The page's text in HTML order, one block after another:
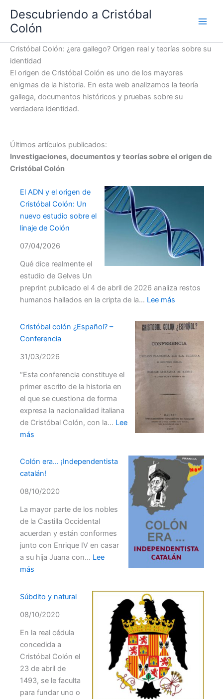
contenido
Descubriendo a Cristóbal
Colón
Cristóbal Colón: ¿era gallego? Origen real y teorías sobre su
identidad
El origen de Cristóbal Colón es uno de los mayores
enigmas de la historia. En esta web analizamos la teoría
gallega, documentos históricos y pruebas sobre su
verdadera identidad.
Últimos artículos publicados:
Investigaciones, documentos y teorías sobre el origen de
Cristóbal Colón
El ADN y el origen de
Cristóbal Colón: Un
nuevo estudio sobre el
linaje de Colón
07/04/2026
Qué dice realmente el
estudio de Gelves Un
preprint publicado el 4 de abril de 2026 analiza restos
humanos hallados en la cripta de la… Lee más
ADN
y
el
origen
de
Colón:
nuevo
estudio
el
linaje
Colón
Cristóbal colón ¿Español? –
Conferencia
31/03/2026
“Esta conferencia constituye el
primer escrito de la historia en
el que se cuestiona de forma
expresa la nacionalidad italiana
de Cristóbal Colón, con la… Lee
más
colón
¿Español?
Conferencia
Colón era… ¡Independentista
catalán!
08/10/2020
La mayor parte de los nobles
de la Castilla Occidental
acuerdan y están conformes
junto con Enrique IV en casar
a su hija Juana con… Lee
más
era…
catalán!
Súbdito y natural
08/10/2020
En la real cédula
concedida a
Cristóbal Colón el
23 de abril de
1493, se le faculta
para fundar uno o